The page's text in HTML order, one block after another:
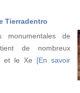
Tierradentro
de
de nombreux
et le Xe [En savoir